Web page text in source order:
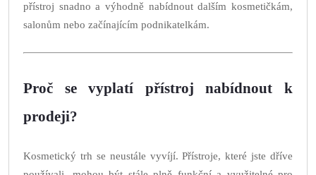
přístroj snadno a výhodně nabídnout dalším kosmetičkám,
salonům nebo začínajícím podnikatelkám.
Proč se vyplatí přístroj nabídnout k
prodeji?
Kosmetický trh se neustále vyvíjí. Přístroje, které jste dříve